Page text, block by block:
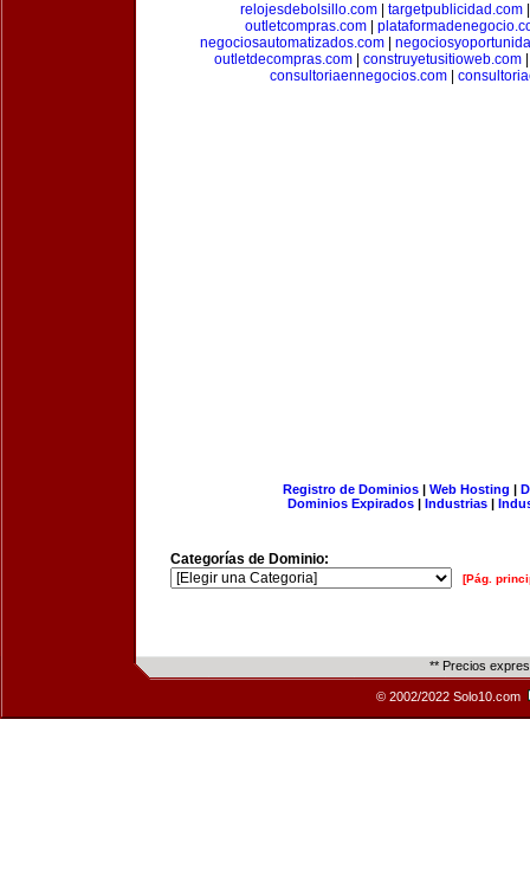
relojesdebolsillo.com| targetpublicidad.com
outletcompras.com
negociosautomatizados.com|
outletdecompras.com
construyetusitioweb.com
consultoriaennegocios.com
Registro de Dominios| Web Hosting |
Dominios Expirados | Industrias |
Categorías de Dominio:
[Pág.
** Precios
© 2002/2022 Solo10.com